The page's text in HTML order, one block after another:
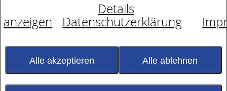
Details
anzeigen
Datenschutzerklärung
Alle akzeptieren Alle ablehnen